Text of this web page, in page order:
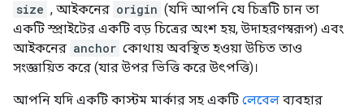
size , আইকনের origin (যদি আপনি যে চিত্রটি চান তা
একটি স্প্রাইটের একটি বড় চিত্রের অংশ হয়, উদাহরণস্বরূপ) এবং
আইকনের anchor কোথায় অবস্থিত হওয়া উচিত তাও
সংজ্ঞায়িত করে (যার উপর ভিত্তি করে উৎপত্তি)।
আপনি যদি একটি কাস্টম মার্কার সহ একটি লেবেল ব্যবহার